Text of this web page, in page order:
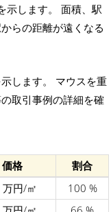
示します。 面積、駅
らの距離が遠くなる
します。 マウスを重
取引事例の詳細を確
価格
割合
万円/㎡
100 %